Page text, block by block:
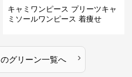
キャミワンピース プリーツキャ
ミソールワンピース 着痩せ
のグリーン一覧へ ›